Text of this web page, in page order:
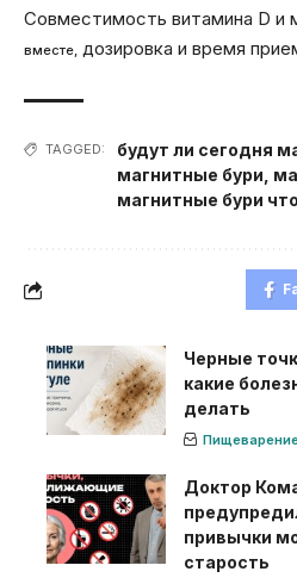
Совместимость витамина D и
вместе, дозировка и время
TAGGED: будут ли сегодня
магнитные бури
магнитные бури
Черные
какие
делать
Доктор
привычки
старость